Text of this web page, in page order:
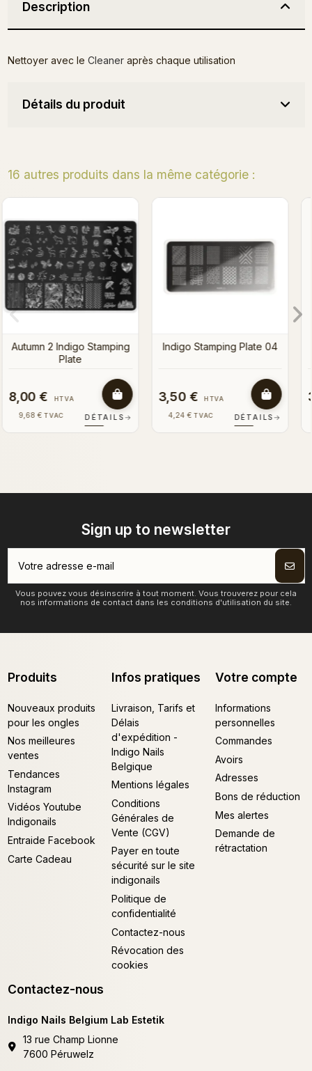
Description
Nettoyer avec le Cleaneraprès chaque utilisation
Détails du produit
16 autres produits dans la même catégorie :
3,50 € HTVA
4,24 € TVAC DÉTAILS
8,00 € HTVA
9,68 € TVAC DÉTAILS
Sign up to newsletter
Vous pouvez vous désinscrire à tout moment. Vous trouverez pour cela
nos informations de contact dans les conditions d'utilisation du site.
Produits
Nouveaux produits
pour les ongles
Nos meilleures
ventes
Tendances
Instagram
Vidéos Youtube
Indigonails
Entraide Facebook
Carte Cadeau
Infos pratiques
Livraison, Tarifs et
Délais
d'expédition -
Indigo Nails
Belgique
Mentions légales
Conditions
Générales de
Vente (CGV)
Payer en toute
sécurité sur le site
indigonails
Politique de
confidentialité
Contactez-nous
Révocation des
cookies
Votre compte
Informations
personnelles
Commandes
Avoirs
Adresses
Bons de réduction
Mes alertes
Demande de
rétractation
Contactez-nous
Indigo Nails Belgium Lab Estetik
13 rue Champ Lionne
7600 Péruwelz